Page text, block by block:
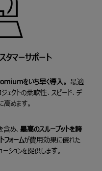
タマーサポート
をいち早く導入。 最適
ェクトの柔軟性、スピード、デ
めます。
め、 最高のスループットを誇
フォームが費用効果に優れた
ションを提供します。